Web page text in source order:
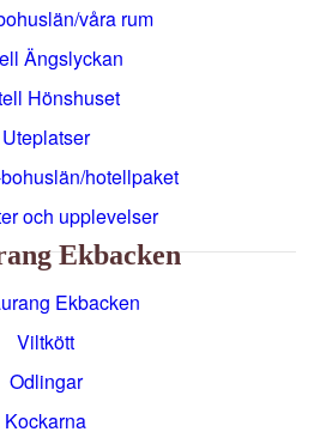
våra rum
Ängslyckan
Hönshuset
Uteplatser
bohuslän/hotellpaket
och upplevelser
Ekbacken
Ekbacken
Viltkött
Odlingar
Kockarna